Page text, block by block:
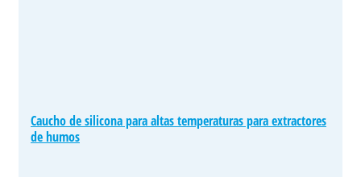
Caucho de silicona para altas temperaturas para extractores
de humos